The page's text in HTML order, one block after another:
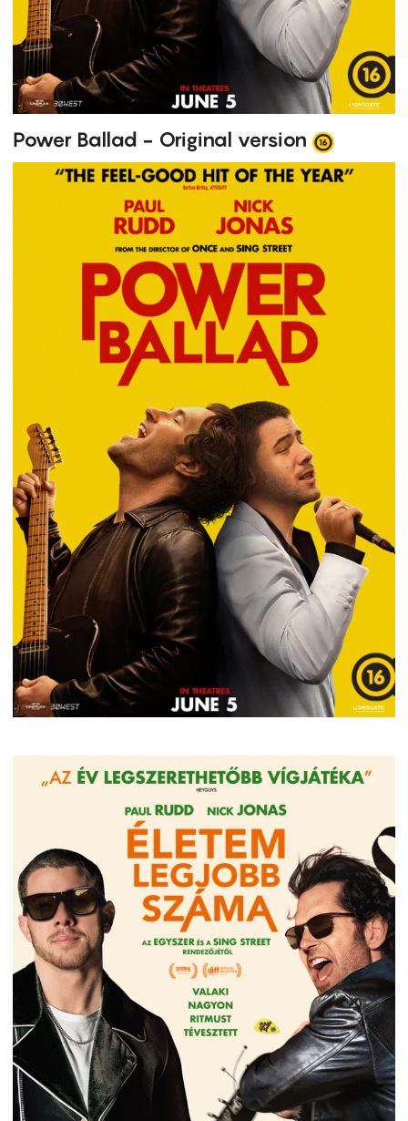
Power Ballad - Original version